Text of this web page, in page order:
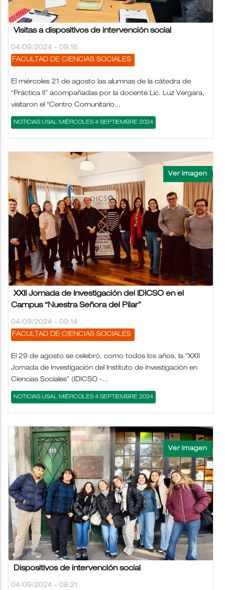
Visitas a dispositivos de intervención social
04/09/2024 - 09:16
FACULTAD DE CIENCIAS SOCIALES
El miércoles 21 de agosto las alumnas de la cátedra de
“Práctica II” acompañadas por la docente Lic. Luz Vergara,
visitaron el “Centro Comunitario...
NOTICIAS USAL MIÉRCOLES 4 SEPTIEMBRE 2024
XXII Jornada de Investigación del IDICSO en el
Campus “Nuestra Señora del Pilar”
04/09/2024 - 09:14
FACULTAD DE CIENCIAS SOCIALES
El 29 de agosto se celebró, como todos los años, la “XXII
Jornada de Investigación del Instituto de Investigación en
Ciencias Sociales” (IDICSO -...
NOTICIAS USAL MIÉRCOLES 4 SEPTIEMBRE 2024
Dispositivos de intervención social
04/09/2024 - 08:21